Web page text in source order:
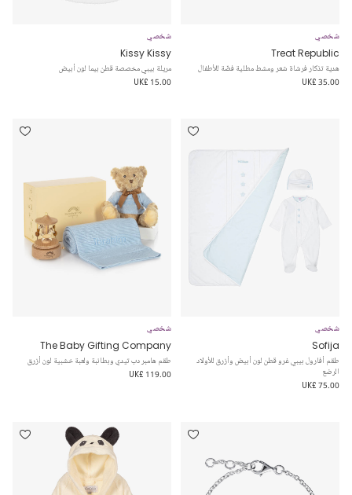
شخصي
Treat Republic
هدية تذكار فرشاة شعر ومشط مطلية فضّة للأطفال
UK£ 35.00
شخصي
Kissy Kissy
مريلة بيبي مخصصة قطن بيما لون أبيض
UK£ 15.00
شخصي
Sofija
طقم أفارول بيبي غرو قطن لون أبيض وأزرق للأولاد
الرضع
UK£ 75.00
شخصي
The Baby Gifting Company
طقم هامبر دب تيدي وبطانبة ولعبة خشبية لون أزرق
UK£ 119.00